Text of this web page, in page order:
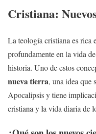
Cristiana:
La teología cristiana es rica
profundamente en la vida
historia. Uno de estos
nueva tierra, una idea que
Apocalipsis y tiene
cristiana y la vida diaria de